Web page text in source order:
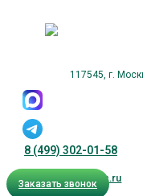
117545, г.
8 (499) 302-01-58
business@trustbus.ru
Заказать звонок